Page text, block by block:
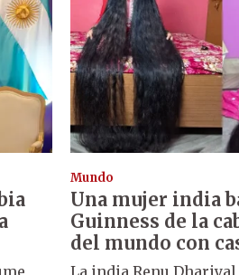
Mundo
Una mujer india
Guinness de la
del mundo con